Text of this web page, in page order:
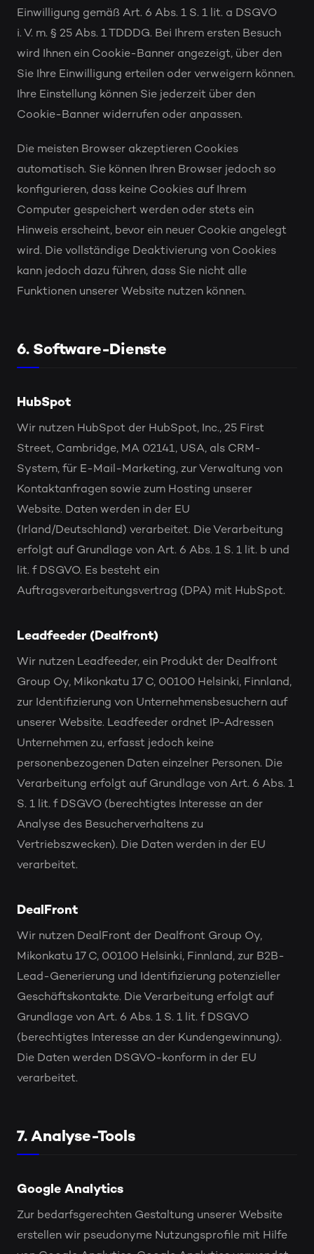
Einwilligung gemäß Art. 6 Abs. 1 S. 1 lit. a DSGVO
i. V. m. § 25 Abs. 1 TDDDG. Bei Ihrem ersten Besuch
wird Ihnen ein Cookie-Banner angezeigt, über den
Sie Ihre Einwilligung erteilen oder verweigern können.
Ihre Einstellung können Sie jederzeit über den
Cookie-Banner widerrufen oder anpassen.
Die meisten Browser akzeptieren Cookies
automatisch. Sie können Ihren Browser jedoch so
konfigurieren, dass keine Cookies auf Ihrem
Computer gespeichert werden oder stets ein
Hinweis erscheint, bevor ein neuer Cookie angelegt
wird. Die vollständige Deaktivierung von Cookies
kann jedoch dazu führen, dass Sie nicht alle
Funktionen unserer Website nutzen können.
6. Software-Dienste
HubSpot
Wir nutzen HubSpot der HubSpot, Inc., 25 First
Street, Cambridge, MA 02141, USA, als CRM-
System, für E-Mail-Marketing, zur Verwaltung von
Kontaktanfragen sowie zum Hosting unserer
Website. Daten werden in der EU
(Irland/Deutschland) verarbeitet. Die Verarbeitung
erfolgt auf Grundlage von Art. 6 Abs. 1 S. 1 lit. b und
lit. f DSGVO. Es besteht ein
Auftragsverarbeitungsvertrag (DPA) mit HubSpot.
Leadfeeder (Dealfront)
Wir nutzen Leadfeeder, ein Produkt der Dealfront
Group Oy, Mikonkatu 17 C, 00100 Helsinki, Finnland,
zur Identifizierung von Unternehmensbesuchern auf
unserer Website. Leadfeeder ordnet IP-Adressen
Unternehmen zu, erfasst jedoch keine
personenbezogenen Daten einzelner Personen. Die
Verarbeitung erfolgt auf Grundlage von Art. 6 Abs. 1
S. 1 lit. f DSGVO (berechtigtes Interesse an der
Analyse des Besucherverhaltens zu
Vertriebszwecken). Die Daten werden in der EU
verarbeitet.
DealFront
Wir nutzen DealFront der Dealfront Group Oy,
Mikonkatu 17 C, 00100 Helsinki, Finnland, zur B2B-
Lead-Generierung und Identifizierung potenzieller
Geschäftskontakte. Die Verarbeitung erfolgt auf
Grundlage von Art. 6 Abs. 1 S. 1 lit. f DSGVO
(berechtigtes Interesse an der Kundengewinnung).
Die Daten werden DSGVO-konform in der EU
verarbeitet.
7. Analyse-Tools
Google Analytics
Zur bedarfsgerechten Gestaltung unserer Website
erstellen wir pseudonyme Nutzungsprofile mit Hilfe